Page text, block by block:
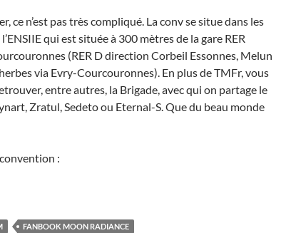
ce n’est pas très compliqué. La conv se situe dans les
qui est située à 300 mètres de la gare RER
(RER D direction Corbeil Essonnes, Melun
via Evry-Courcouronnes). En plus de TMFr, vous
entre autres, la Brigade, avec qui on partage le
Zratul, Sedeto ou Eternal-S. Que du beau monde
:
FANBOOK MOON RADIANCE